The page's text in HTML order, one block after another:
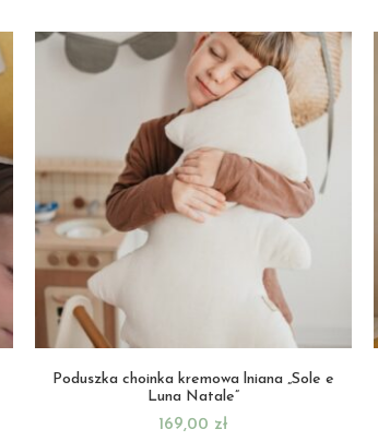
Poduszka choinka kremowa lniana „Sole e
Luna Natale”
169,00 zł